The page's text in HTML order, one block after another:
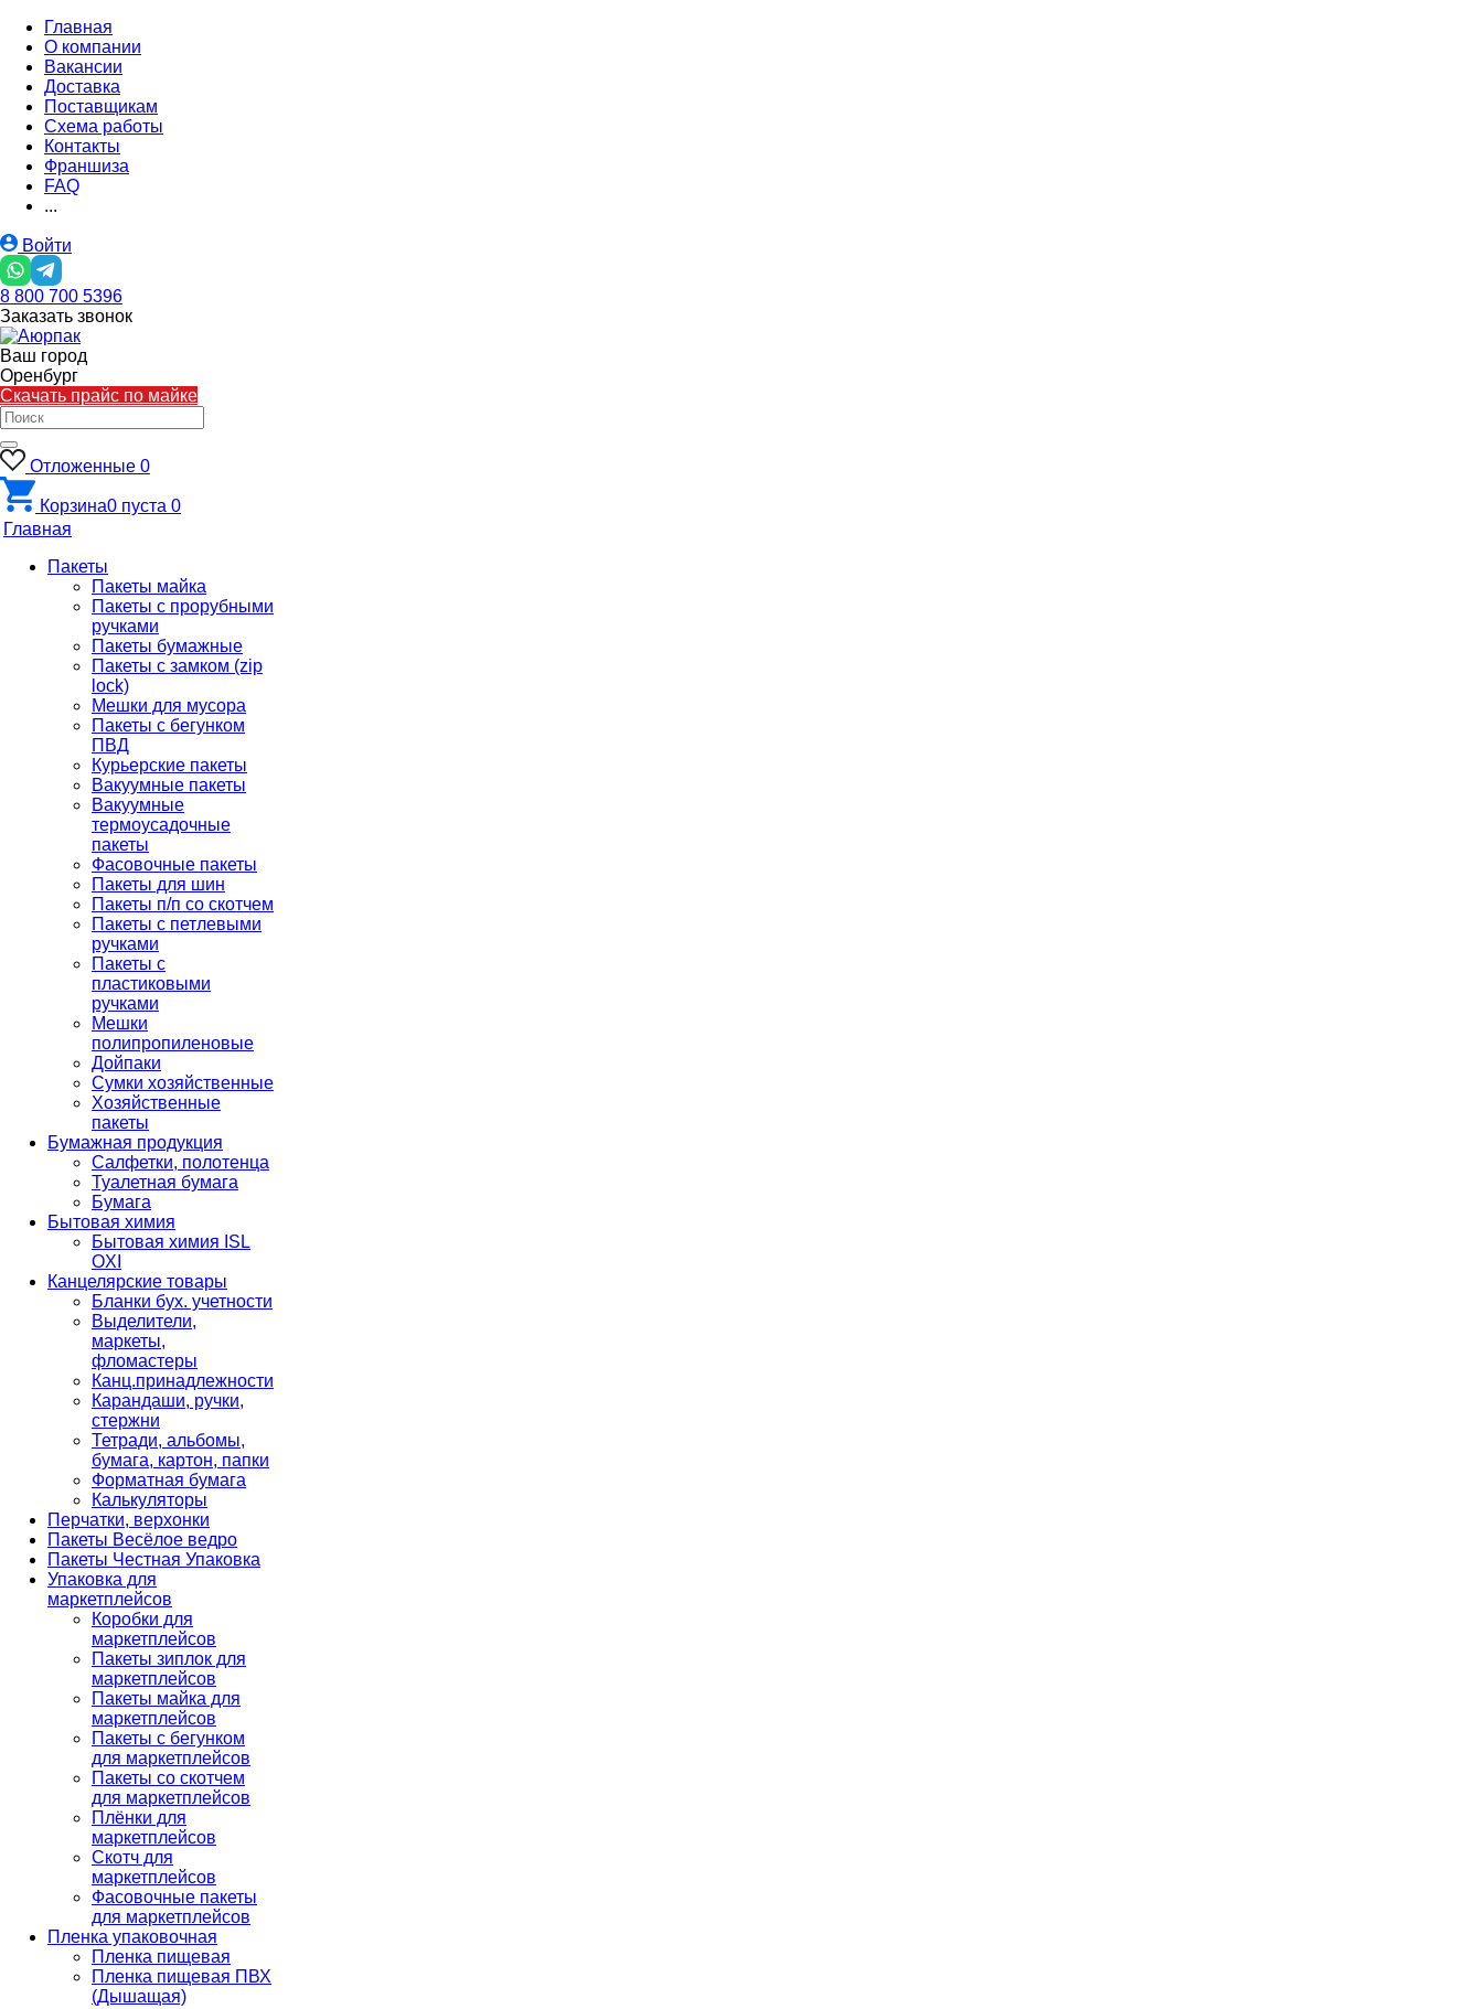
Главная
О компании
Вакансии
Доставка
Поставщикам
Схема работы
Контакты
Франшиза
FAQ
...
Войти
8 800 700 5396
Заказать звонок
Ваш город
Оренбург
Скачать прайс по майке
Отложенные 0
Корзина0 пуста 0
Главная
Пакеты
Пакеты майка
Пакеты с прорубными
ручками
Пакеты бумажные
Пакеты с замком (zip
lock)
Мешки для мусора
Пакеты с бегунком
ПВД
Курьерские пакеты
Вакуумные пакеты
Вакуумные
термоусадочные
пакеты
Фасовочные пакеты
Пакеты для шин
Пакеты п/п со скотчем
Пакеты с петлевыми
ручками
Пакеты с
пластиковыми
ручками
Мешки
полипропиленовые
Дойпаки
Сумки хозяйственные
Хозяйственные
пакеты
Бумажная продукция
Салфетки, полотенца
Туалетная бумага
Бумага
Бытовая химия
Бытовая химия ISL
OXI
Канцелярские товары
Бланки бух. учетности
Выделители,
маркеты,
фломастеры
Канц.принадлежности
Карандаши, ручки,
стержни
Тетради, альбомы,
бумага, картон, папки
Форматная бумага
Калькуляторы
Перчатки, верхонки
Пакеты Весёлое ведро
Пакеты Честная Упаковка
Упаковка для
маркетплейсов
Коробки для
маркетплейсов
Пакеты зиплок для
маркетплейсов
Пакеты майка для
маркетплейсов
Пакеты с бегунком
для маркетплейсов
Пакеты со скотчем
для маркетплейсов
Плёнки для
маркетплейсов
Скотч для
маркетплейсов
Фасовочные пакеты
для маркетплейсов
Пленка упаковочная
Пленка пищевая
Пленка пищевая ПВХ
(Дышащая)